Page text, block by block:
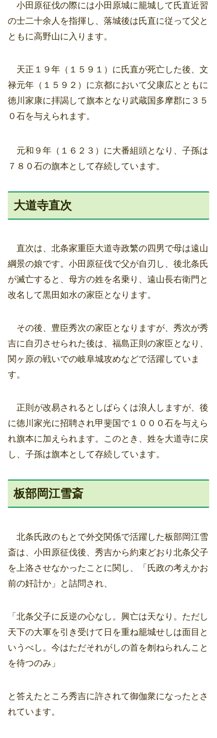
小田原征伐の際には小田原城に籠城して氏直近習
の士二十余人を指揮し、落城後は氏直に従って父と
ともに高野山に入ります。
天正１９年（１５９１）に氏直が死亡した後、文
禄元年（１５９２）に京都において父康広とともに
徳川家康に拝謁して旗本となり武蔵国多摩郡に３５
０石を与えられます。
元和９年（１６２３）に大番組頭となり、子孫は
７８０石の旗本として存続しています。
大道寺直次
直次は、北条家重臣大道寺政繁の四男で母は遠山
綱景の娘です。小田原征伐で父が自刃し、後北条氏
が滅亡すると、母方の姓を名乗り、遠山長右衛門と
改名して黒田如水の家臣となります。
その後、豊臣秀次の家臣となりますが、秀次が秀
吉に自刃させられた後は、福島正則の家臣となり、
関ヶ原の戦いでの岐阜城攻めなどで活躍していま
す。
正則が改易されるとしばらくは浪人しますが、後
に徳川家光に招聘され甲斐国で１０００石を与えら
れ旗本に加えられます。このとき、姓を大道寺に戻
し、子孫は旗本として存続しています。
板部岡江雪斎
北条氏政のもとで外交関係で活躍した板部岡江雪
斎は、小田原征伐後、秀吉から約束どおり北条父子
を上洛させなかったことに関し、「氏政の考えかお
前の奸計か」と詰問され、
「北条父子に反逆の心なし。興亡は天なり。ただし
天下の大軍を引き受けて日を重ね籠城せしは面目と
いうべし。今はただそれがしの首を刎ねられんこと
を待つのみ」
と答えたところ秀吉に許されて御伽衆になったとさ
れています。